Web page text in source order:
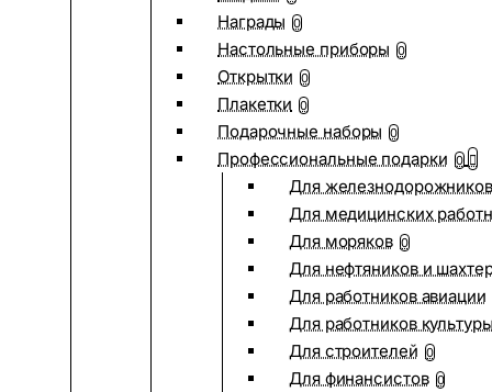
Награды 0
Настольные приборы 0
Открытки 0
Плакетки 0
Подарочные наборы 0
Профессиональные подарки 0
Для железнодорожников
Для медицинских
Для моряков 0
Для нефтяников и
Для работников авиации
Для работников
Для строителей 0
Для финансистов 0